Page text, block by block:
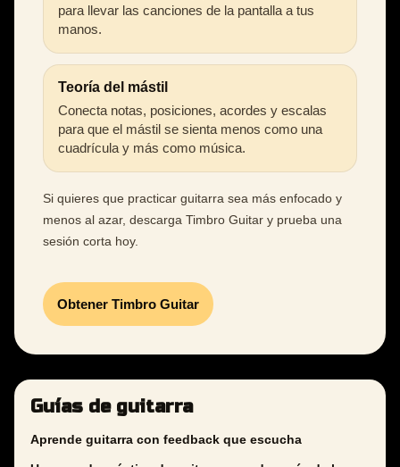
para llevar las canciones de la pantalla a tus
manos.
Teoría del mástil
Conecta notas, posiciones, acordes y escalas
para que el mástil se sienta menos como una
cuadrícula y más como música.
Si quieres que practicar guitarra sea más enfocado y
menos al azar, descarga Timbro Guitar y prueba una
sesión corta hoy.
Obtener Timbro Guitar
Guías de guitarra
Aprende guitarra con feedback que escucha